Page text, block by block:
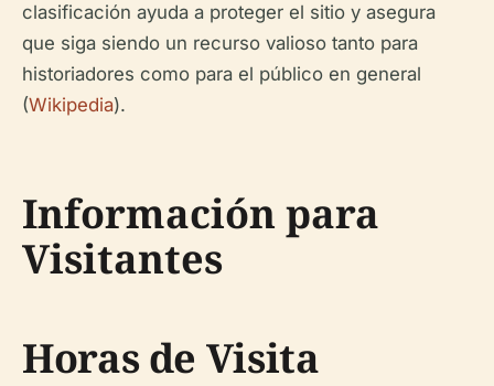
clasificación ayuda a proteger el sitio y asegura
que siga siendo un recurso valioso tanto para
historiadores como para el público en general
(Wikipedia).
Información para
Visitantes
Horas de Visita